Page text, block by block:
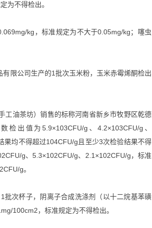
为不得检出。
kg，标准规定为不大于0.05mg/kg；噻虫
限公司生产的1批次玉米粉，玉米赤霉烯酮检出
油茶坊）销售的标称河南省新乡市牧野区乾德
出值为5.9×103CFU/g、4.2×103CFU/g、
均不得超过104CFU/g且至少3次检验结果不得
g、5.3×102CFU/g、2.1×102CFU/g，标准
g。
次杯子，阴离子合成洗涤剂（以十二烷基苯磺
100cm2，标准规定为不得检出。